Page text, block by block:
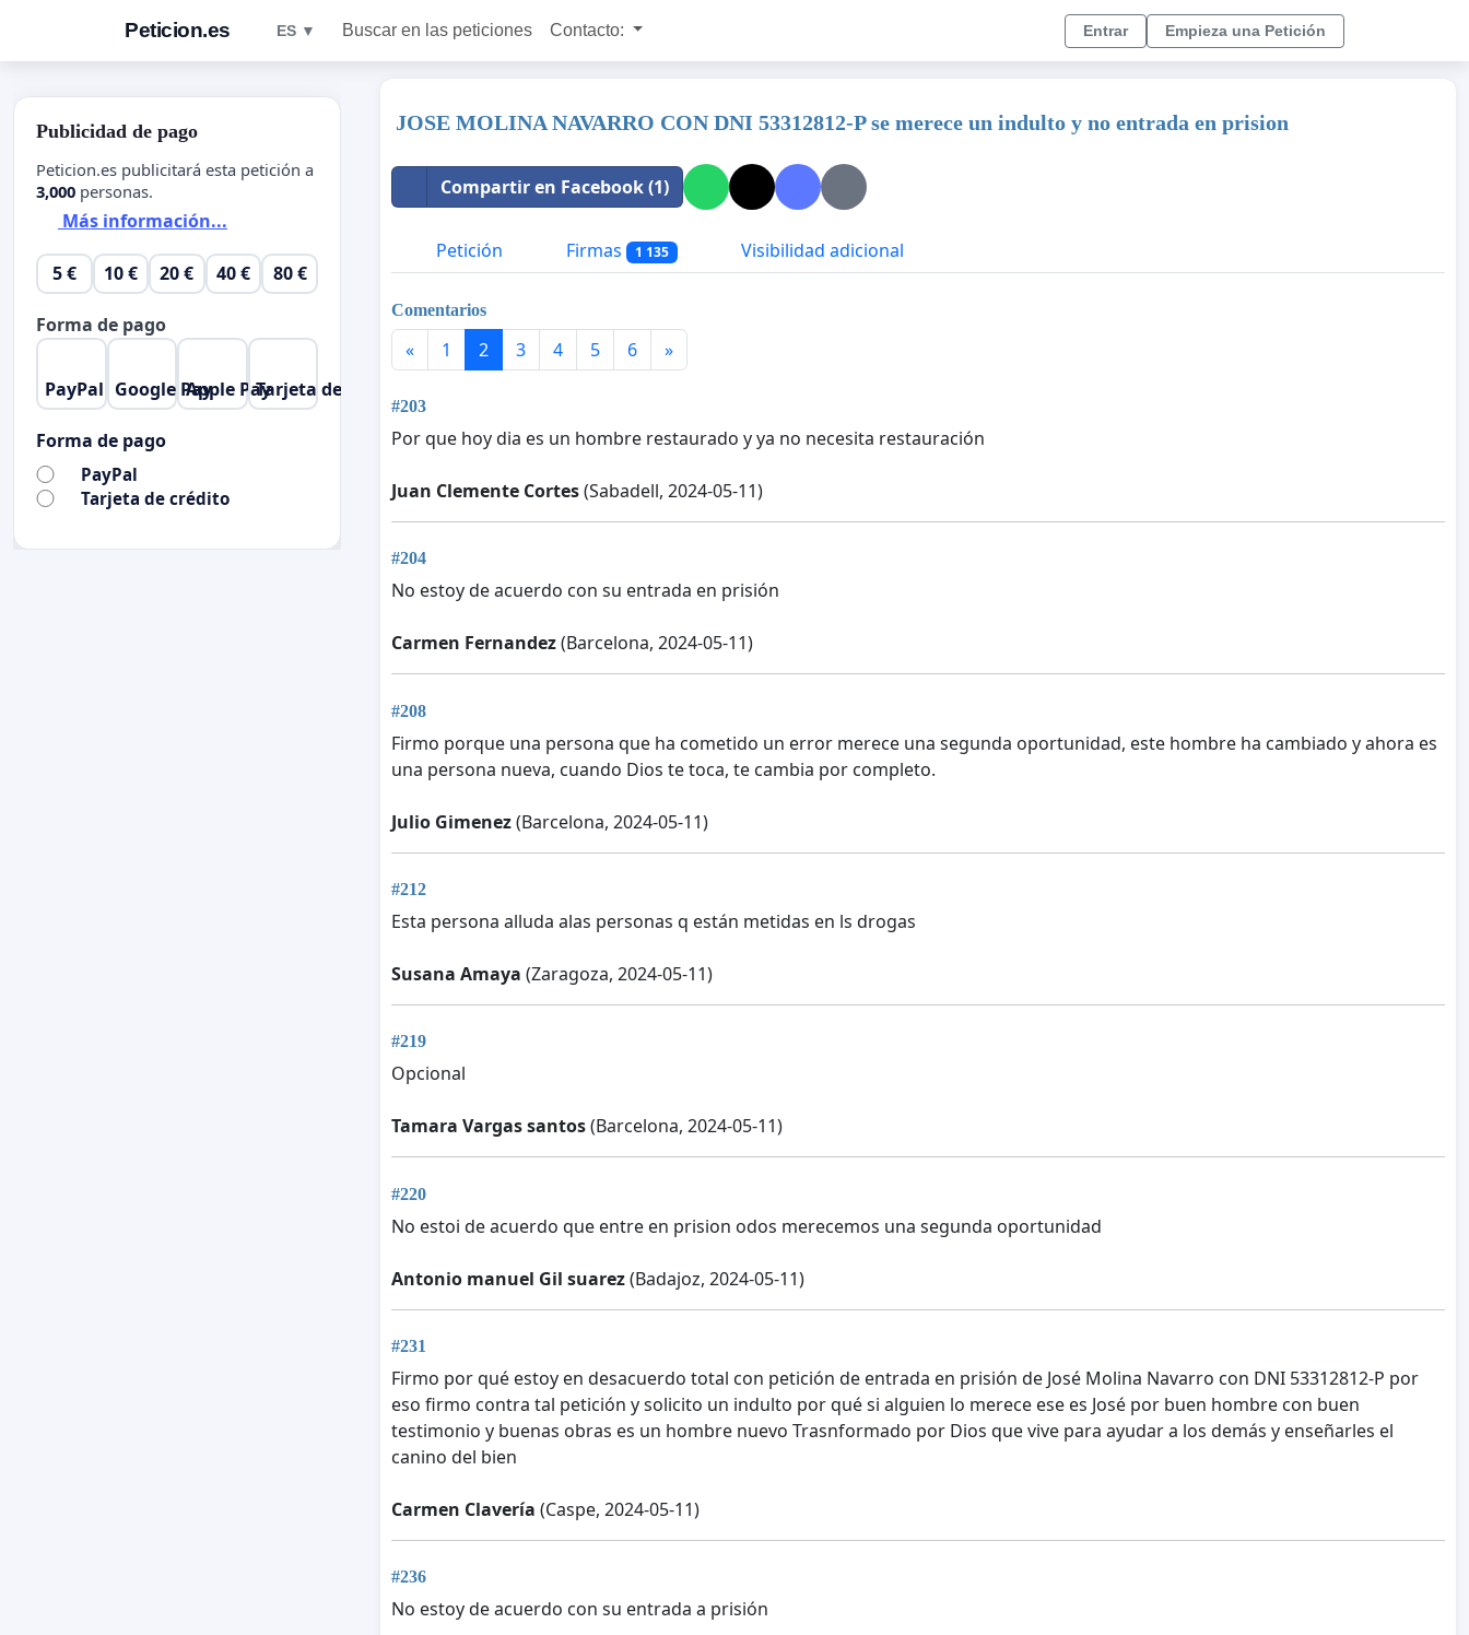
Peticion.es ES ▼ Buscar en las peticiones Contacto: Entrar Empieza una Petición
JOSE MOLINA NAVARRO CON DNI 53312812-P se merece un indulto y no entrada en prision
Compartir en Facebook (1)
Petición Firmas 1 135 Visibilidad adicional
Comentarios
« 1 2 3 4 5 6 »
#203
Por que hoy dia es un hombre restaurado y ya no necesita restauración
Juan Clemente Cortes(Sabadell, 2024-05-11)
#204
No estoy de acuerdo con su entrada en prisión
Carmen Fernandez(Barcelona, 2024-05-11)
#208
Firmo porque una persona que ha cometido un error merece una segunda oportunidad, este hombre ha cambiado y ahora es
una persona nueva, cuando Dios te toca, te cambia por completo.
Julio Gimenez(Barcelona, 2024-05-11)
#212
Esta persona alluda alas personas q están metidas en ls drogas
Susana Amaya (Zaragoza, 2024-05-11)
#219
Opcional
Tamara Vargas santos(Barcelona, 2024-05-11)
#220
No estoi de acuerdo que entre en prision odos merecemos una segunda oportunidad
Antonio manuel Gil suarez(Badajoz, 2024-05-11)
#231
Firmo por qué estoy en desacuerdo total con petición de entrada en prisión de José Molina Navarro con DNI 53312812-P por
eso firmo contra tal petición y solicito un indulto por qué si alguien lo merece ese es José por buen hombre con buen
testimonio y buenas obras es un hombre nuevo Trasnformado por Dios que vive para ayudar a los demás y enseñarles el
canino del bien
Carmen Clavería (Caspe, 2024-05-11)
#236
No estoy de acuerdo con su entrada a prisión
Publicidad de pago
Peticion.es publicitará esta petición a
3,000 personas.
Más información...
5 € 10 € 20 € 40 € 80 €
Forma de pago
PayPal Google PayApple PayTarjeta de crédito
Forma de pago
PayPal
Tarjeta de crédito